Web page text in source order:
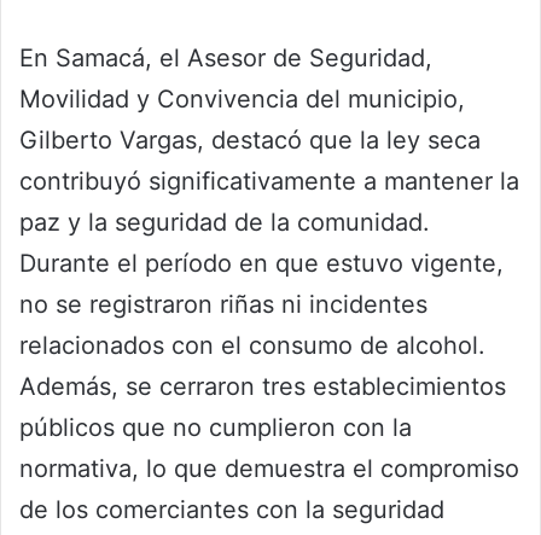
En Samacá, el Asesor de Seguridad,
Movilidad y Convivencia del municipio,
Gilberto Vargas, destacó que la ley seca
contribuyó significativamente a mantener la
paz y la seguridad de la comunidad.
Durante el período en que estuvo vigente,
no se registraron riñas ni incidentes
relacionados con el consumo de alcohol.
Además, se cerraron tres establecimientos
públicos que no cumplieron con la
normativa, lo que demuestra el compromiso
de los comerciantes con la seguridad